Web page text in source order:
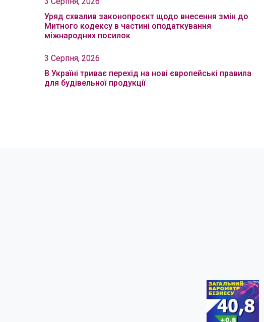
Уряд схвалив законопроєкт щодо внесення змін до
Митного кодексу в частині оподаткування
міжнародних посилок
3 Серпня, 2026
В Україні триває перехід на нові європейські правила
для будівельної продукції